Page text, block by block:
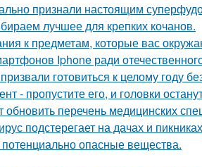
признали настоящим
лучшее для крепких кочанов.
к предметам, которые вас
Iphone ради
готовиться к целому году
- пропустите его, и головки
перечень медицинских
подстерегает на дачах и
опасные вещества.